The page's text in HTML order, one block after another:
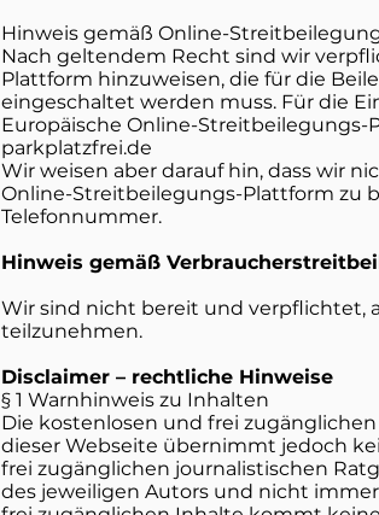
Hinweis gemäß Online-
Nach geltendem Recht sind wir
Plattform hinzuweisen, die für die
eingeschaltet werden muss. Für die
Europäische Online-Streitbeilegungs-
parkplatzfrei.de
Wir weisen aber darauf hin, dass wir
Online-Streitbeilegungs-Plattform zu
Telefonnummer.
Hinweis gemäß
Wir sind nicht bereit und verpflichtet,
teilzunehmen.
Disclaimer – rechtliche Hinweise
§ 1 Warnhinweis zu Inhalten
Die kostenlosen und frei
dieser Webseite übernimmt jedoch
frei zugänglichen journalistischen
des jeweiligen Autors und nicht